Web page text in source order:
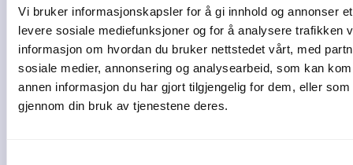
Vi bruker informasjonskapsler for å gi innhold og annonser
levere sosiale mediefunksjoner og for å analysere trafikken
informasjon om hvordan du bruker nettstedet vårt, med
sosiale medier, annonsering og analysearbeid, som kan
annen informasjon du har gjort tilgjengelig for dem, eller
gjennom din bruk av tjenestene deres.
Autogear